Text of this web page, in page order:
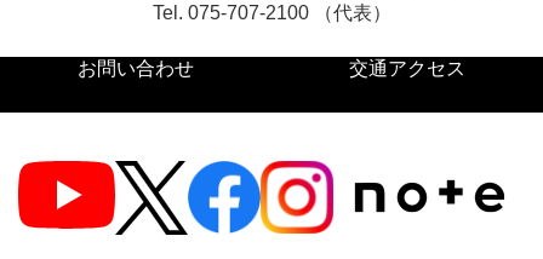
Tel. 075-707-2100 （代表）
お問い合わせ 交通アクセス